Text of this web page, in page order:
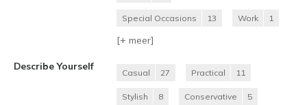
Special Occasions 13 Work 1
[+ meer]
Describe Yourself
Casual 27 Practical 11
Stylish 8 Conservative 5